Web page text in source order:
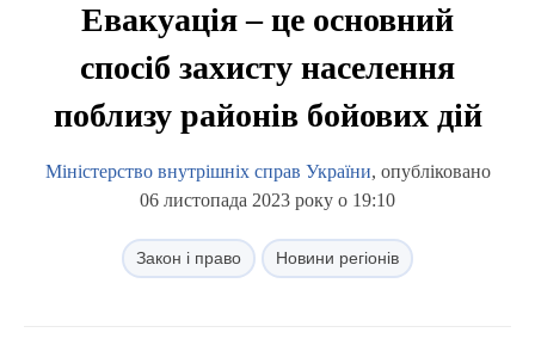
Евакуація – це основний
спосіб захисту населення
поблизу районів бойових дій
Міністерство внутрішніх справ України, опубліковано
06 листопада 2023 року о 19:10
Закон і право Новини регіонів